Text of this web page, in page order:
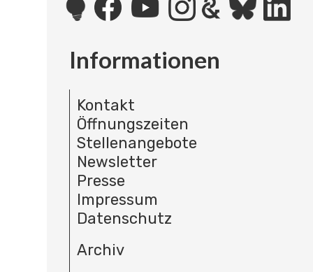
Informationen
Kontakt
Öffnungszeiten
Stellenangebote
Newsletter
Presse
Impressum
Datenschutz
Archiv